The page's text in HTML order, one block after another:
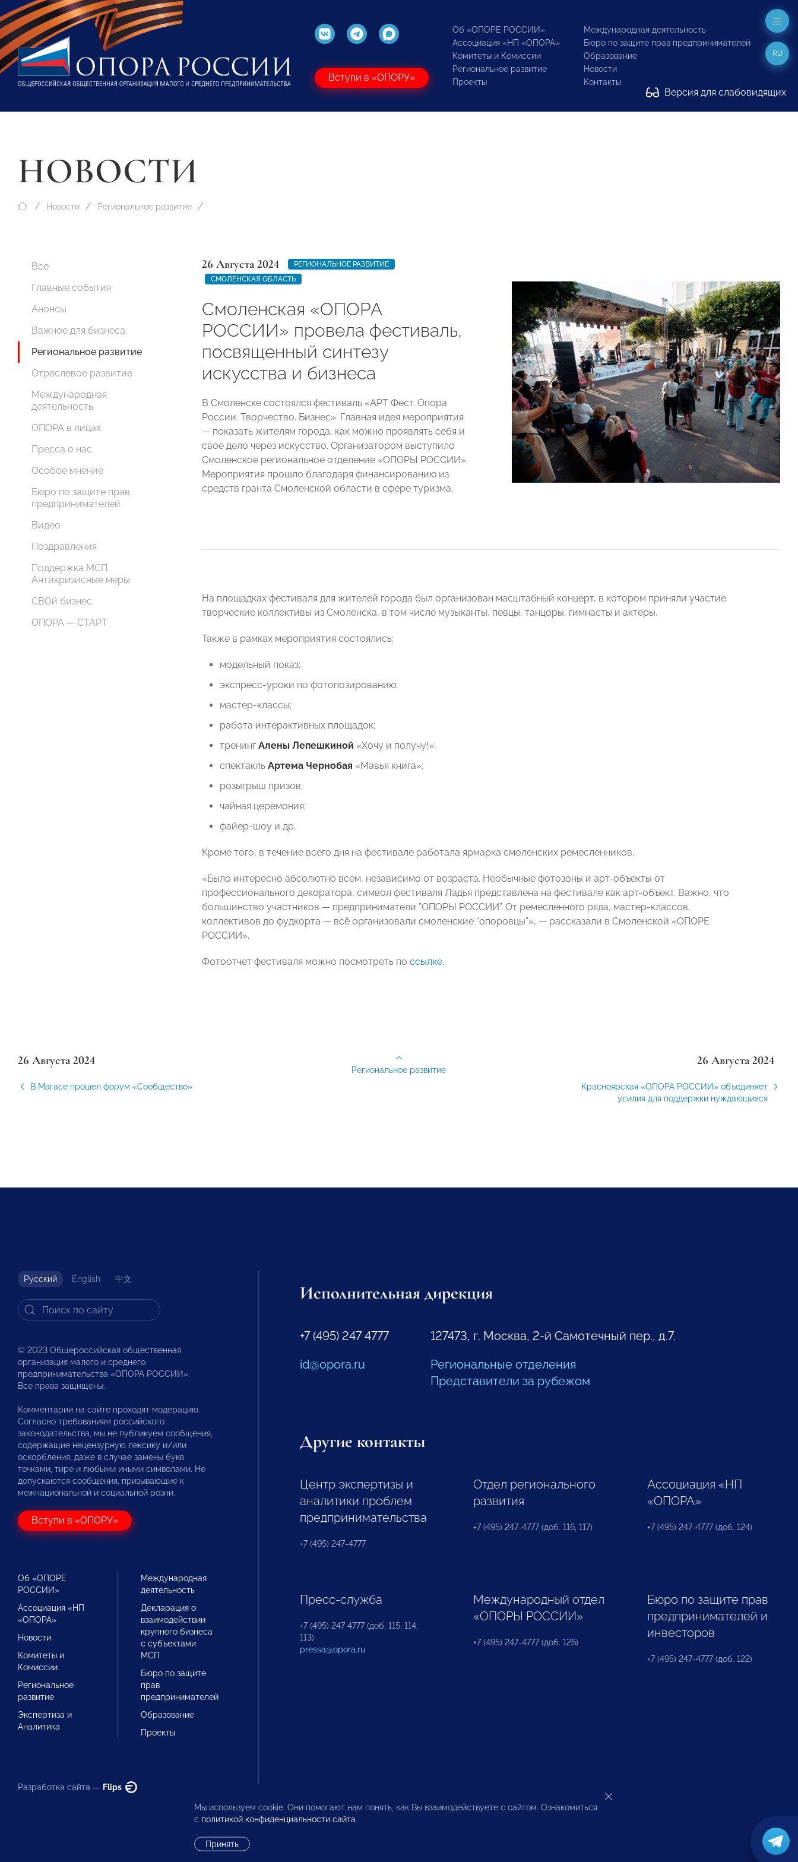
Вступи в «ОПОРУ»
Об «ОПОРЕ РОССИИ»
Ассоциация «НП «ОПОРА»
Комитеты и Комиссии
Региональное развитие
Проекты
Международная деятельность
Бюро по защите прав предпринимателей
Образование
Новости
Контакты
Версия для слабовидящих
RU
НОВОСТИ
Новости Региональное развитие
Все
Главные события
Анонсы
Важное для бизнеса
Региональное развитие
Отраслевое развитие
Международная
деятельность
ОПОРА в лицах
Пресса о нас
Особое мнение
Бюро по защите прав
предпринимателей
Видео
Поздравления
Поддержка МСП.
Антикризисные меры
СВОй бизнес
ОПОРА — СТАРТ
26 Августа 2024
РЕГИОНАЛЬНОЕ РАЗВИТИЕ
СМОЛЕНСКАЯ ОБЛАСТЬ
Смоленская «ОПОРА
РОССИИ» провела фестиваль,
посвященный синтезу
искусства и бизнеса
В Смоленске состоялся фестиваль «АРТ Фест. Опора
России. Творчество. Бизнес». Главная идея мероприятия
— показать жителям города, как можно проявлять себя и
свое дело через искусство. Организатором выступило
Смоленское региональное отделение «ОПОРЫ РОССИИ».
Мероприятия прошло благодаря финансированию из
средств гранта Смоленской области в сфере туризма.
На площадках фестиваля для жителей города был организован масштабный концерт, в котором приняли участие
творческие коллективы из Смоленска, в том числе музыканты, певцы, танцоры, гимнасты и актеры.
Также в рамках мероприятия состоялись:
модельный показ;
экспресс-уроки по фотопозированию;
мастер-классы;
работа интерактивных площадок;
тренинг Алены Лепешкиной «Хочу и получу!»;
спектакль Артема Чернобая «Мавья книга»;
розыгрыш призов;
чайная церемония;
файер-шоу и др.
Кроме того, в течение всего дня на фестивале работала ярмарка смоленских ремесленников.
«Было интересно абсолютно всем, независимо от возраста. Необычные фотозоны и арт-объекты от
профессионального декоратора, символ фестиваля Ладья представлена на фестивале как арт-объект. Важно, что
большинство участников — предприниматели ”ОПОРЫ РОССИИ”. От ремесленного ряда, мастер-классов,
коллективов до фудкорта — всё организовали смоленские “опоровцы”», — рассказали в Смоленской «ОПОРЕ
РОССИИ».
Фотоотчет фестиваля можно посмотреть по ссылке.
26 Августа 2024
В Магасе прошел форум «Сообщество»
26 Августа 2024
Красноярская «ОПОРА РОССИИ» объединяет
усилия для поддержки нуждающихся
Региональное развитие
Русский English 中文
© 2023 Общероссийская общественная
организация малого и среднего
предпринимательства «ОПОРА РОССИИ».
Все права защищены.
Комментарии на сайте проходят модерацию.
Согласно требованиям российского
законодательства, мы не публикуем сообщения,
содержащие нецензурную лексику и/или
оскорбления, даже в случае замены букв
точками, тире и любыми иными символами. Не
допускаются сообщения, призывающие к
межнациональной и социальной розни.
Вступи в «ОПОРУ»
Об «ОПОРЕ
РОССИИ»
Ассоциация «НП
«ОПОРА»
Новости
Комитеты и
Комиссии
Региональное
развитие
Экспертиза и
Аналитика
Международная
деятельность
Декларация о
взаимодействии
крупного бизнеса
с субъектами
МСП
Бюро по защите
прав
предпринимателей
Образование
Проекты
Разработка сайта — Flips
Исполнительная дирекция
+7 (495) 247 4777
id@opora.ru
127473, г. Москва, 2-й Самотечный пер., д.7.
Региональные отделения
Представители за рубежом
Другие контакты
Центр экспертизы и
аналитики проблем
предпринимательства
+7 (495) 247-4777
Отдел регионального
развития
+7 (495) 247-4777 (доб. 116, 117)
Ассоциация «НП
«ОПОРА»
+7 (495) 247-4777 (доб. 124)
Пресс-служба
+7 (495) 247 4777 (доб. 115, 114,
113)
pressa@opora.ru
Международный отдел
«ОПОРЫ РОССИИ»
+7 (495) 247-4777 (доб. 126)
Бюро по защите прав
предпринимателей и
инвесторов
+7 (495) 247-4777 (доб. 122)
Мы используем cookie. Они помогают нам понять, как Вы взаимодействуете с сайтом. Ознакомиться
с политикой конфиденциальности сайта.
Принять